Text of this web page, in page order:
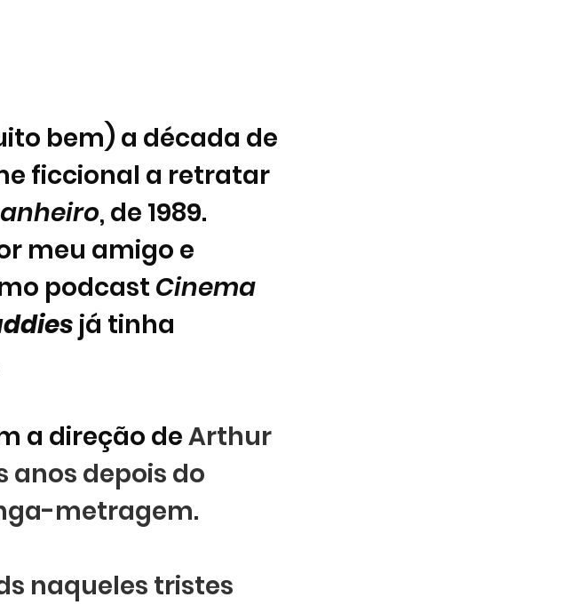
bem) a década de
ficcional a retratar
, de 1989.
meu amigo e
podcast Cinema
já tinha
a direção de Arthur
anos depois do
metragem.
naqueles tristes